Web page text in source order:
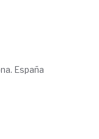
España